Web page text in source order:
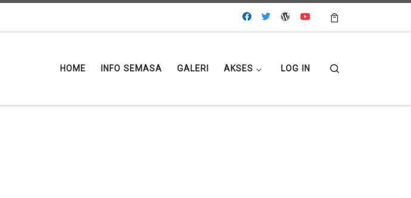
HOME INFO SEMASA GALERI AKSES LOG IN